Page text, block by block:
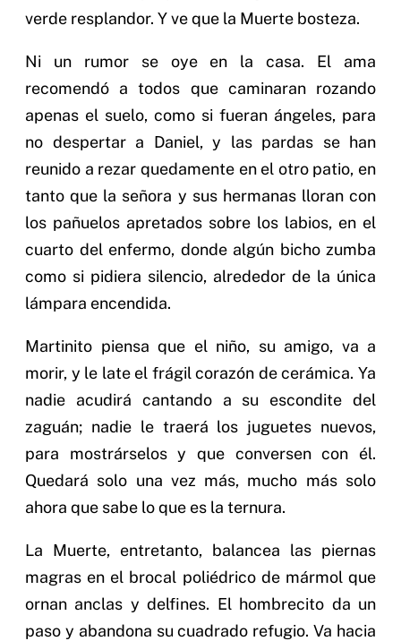
verde resplandor. Y ve que la Muerte bosteza.
Ni un rumor se oye en la casa. El ama
recomendó a todos que caminaran rozando
apenas el suelo, como si fueran ángeles, para
no despertar a Daniel, y las pardas se han
reunido a rezar quedamente en el otro patio, en
tanto que la señora y sus hermanas lloran con
los pañuelos apretados sobre los labios, en el
cuarto del enfermo, donde algún bicho zumba
como si pidiera silencio, alrededor de la única
lámpara encendida.
Martinito piensa que el niño, su amigo, va a
morir, y le late el frágil corazón de cerámica. Ya
nadie acudirá cantando a su escondite del
zaguán; nadie le traerá los juguetes nuevos,
para mostrárselos y que conversen con él.
Quedará solo una vez más, mucho más solo
ahora que sabe lo que es la ternura.
La Muerte, entretanto, balancea las piernas
magras en el brocal poliédrico de mármol que
ornan anclas y delfines. El hombrecito da un
paso y abandona su cuadrado refugio. Va hacia